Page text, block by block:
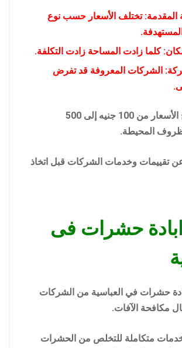
المقدمة: تختلف الأسعار حسب نوع
كلما زادت المساحة زادت التكلفة.
الشركات المعروفة قد تفرض
عادةً ما تتراوح الأسعار من 100 جنيه إلى 500
المحيطة.
تقييمات وخدمات الشركات قبل اتخاذ
حشرات فى
حشرات في العباسية من الشركات
مكافحة الآفات.
متكاملة للتخلص من الحشرات